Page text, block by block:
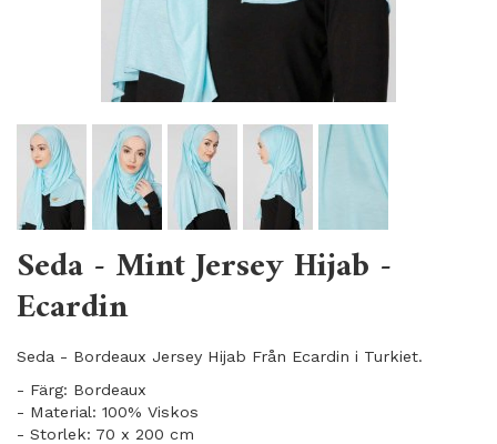
Seda - Mint Jersey Hijab -
Ecardin
Seda - Bordeaux Jersey Hijab Från Ecardin i Turkiet.
- Färg: Bordeaux
- Material: 100% Viskos
- Storlek: 70 x 200 cm